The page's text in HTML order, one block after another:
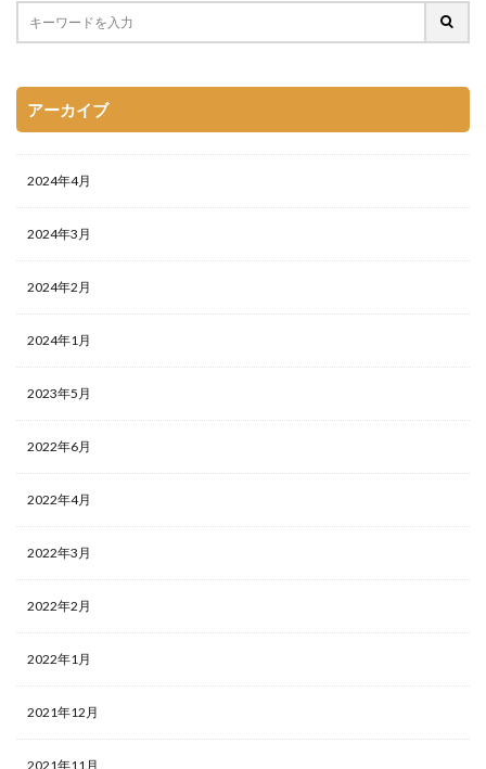
アーカイブ
2024年4月
2024年3月
2024年2月
2024年1月
2023年5月
2022年6月
2022年4月
2022年3月
2022年2月
2022年1月
2021年12月
2021年11月